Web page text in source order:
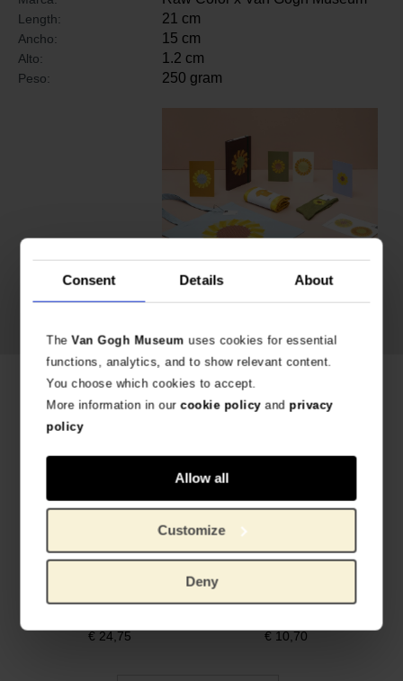
Consent Details About
TheVan Gogh Museum uses cookies for essential
functions, analytics, and to show relevant content.
You choose which cookies to accept.
More information in ourcookie policyand privacy
policy
Allow all
Customize
Deny
Length: 21 cm
Ancho: 15 cm
Alto: 1.2 cm
Peso: 250 gram
Productos relacionados
€ 24,75 € 10,70